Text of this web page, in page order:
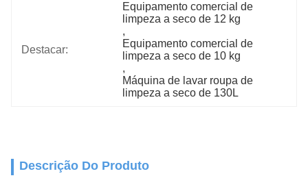
Destacar:
Equipamento comercial de
limpeza a seco de 12 kg
,
Equipamento comercial de
limpeza a seco de 10 kg
,
Máquina de lavar roupa de
limpeza a seco de 130L
Descrição Do Produto